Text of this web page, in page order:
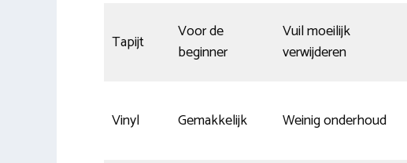
Tapijt
Voor de
beginner
Vuil moeilijk
verwijderen
Vinyl Gemakkelijk Weinig onderhoud